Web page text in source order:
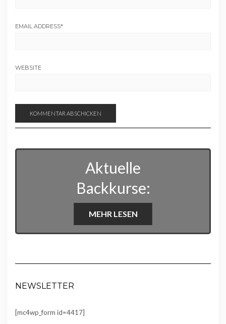
EMAIL ADDRESS*
WEBSITE
Aktuelle
Backkurse:
MEHR LESEN
NEWSLETTER
[mc4wp_form id=4417]